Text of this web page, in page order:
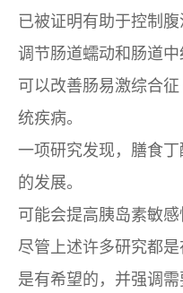
已被证明有助于控制腹
调节肠道蠕动和肠道
可以改善肠易激综合
统疾病。
一项研究发现，膳食
的发展。
可能会提高胰岛素敏感
尽管上述许多研究都是
是有希望的，并强调